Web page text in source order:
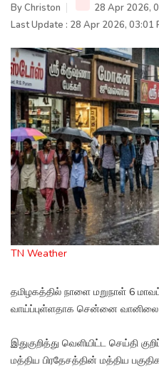
ByChriston
28 Apr 2026,
Last Update : 28 Apr 2026, 03:01
TN Weather
தமிழகத்தில் நாளை மறுநாள் 6
வாய்ப்புள்ளதாக சென்னை வானிலை
இதுகுறித்து வெளியிட்ட செய்தி
மத்திய பிரதேசத்தின் மத்திய